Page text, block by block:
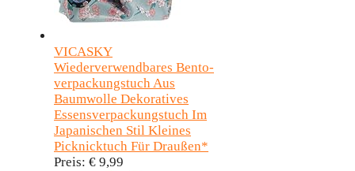
VICASKY
Wiederverwendbares Bento-
verpackungstuch Aus
Baumwolle Dekoratives
Essensverpackungstuch Im
Japanischen Stil Kleines
Picknicktuch Für Draußen*
Preis: € 9,99